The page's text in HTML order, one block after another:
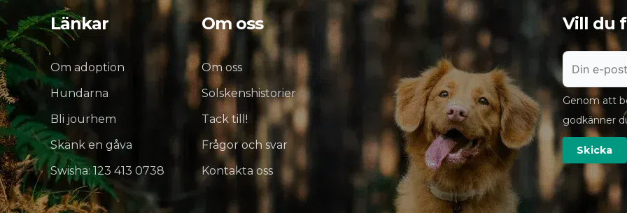
Länkar
Om adoption
Hundarna
Bli jourhem
Skänk en gåva
Swisha: 123 413 0738
Om oss
Om oss
Solskenshistorier
Tack till!
Frågor och svar
Kontakta oss
Vill du
Genom att
godkänner